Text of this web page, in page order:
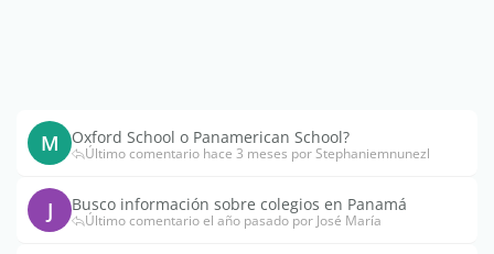
M Oxford School o Panamerican School?
Último comentario hace 3 meses por Stephaniemnunezl
J Busco información sobre colegios en Panamá
Último comentario el año pasado por José María